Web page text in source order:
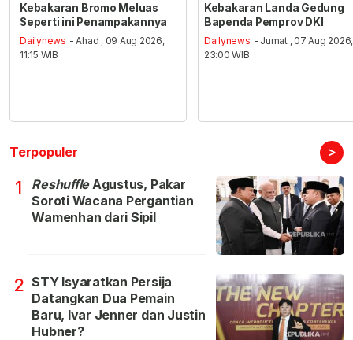
Kebakaran Bromo Meluas
Seperti ini Penampakannya
Dailynews - Ahad , 09 Aug 2026,
11:15 WIB
Kebakaran Landa Gedung
Bapenda Pemprov DKI
Dailynews - Jumat , 07 Aug 2026,
23:00 WIB
Terpopuler >
1 ReshuffleAgustus, Pakar
Soroti Wacana Pergantian
Wamenhan dari Sipil
2 STY Isyaratkan Persija
Datangkan Dua Pemain
Baru, Ivar Jenner dan Justin
Hubner?